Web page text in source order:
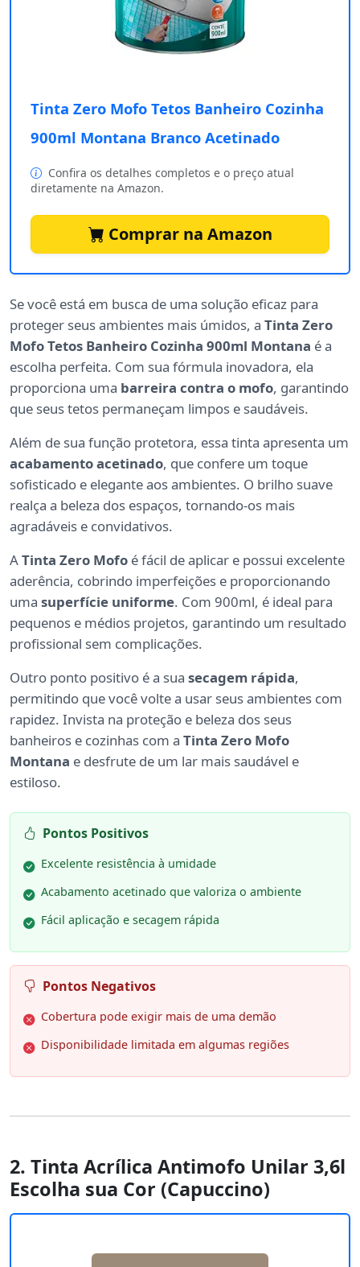
Tinta Zero Mofo Tetos Banheiro Cozinha
900ml Montana Branco Acetinado
Confira os detalhes completos e o preço atual
diretamente na Amazon.
Comprar na Amazon
Se você está em busca de uma solução eficaz para
proteger seus ambientes mais úmidos, a Tinta Zero
Mofo Tetos Banheiro Cozinha 900ml Montana é a
escolha perfeita. Com sua fórmula inovadora, ela
proporciona uma barreira contra o mofo, garantindo
que seus tetos permaneçam limpos e saudáveis.
Além de sua função protetora, essa tinta apresenta um
acabamento acetinado, que confere um toque
sofisticado e elegante aos ambientes. O brilho suave
realça a beleza dos espaços, tornando-os mais
agradáveis e convidativos.
ATinta Zero Mofo é fácil de aplicar e possui excelente
aderência, cobrindo imperfeições e proporcionando
uma superfície uniforme. Com 900ml, é ideal para
pequenos e médios projetos, garantindo um resultado
profissional sem complicações.
Outro ponto positivo é a sua secagem rápida,
permitindo que você volte a usar seus ambientes com
rapidez. Invista na proteção e beleza dos seus
banheiros e cozinhas com a Tinta Zero Mofo
Montana e desfrute de um lar mais saudável e
estiloso.
Pontos Positivos
Excelente resistência à umidade
Acabamento acetinado que valoriza o ambiente
Fácil aplicação e secagem rápida
Pontos Negativos
Cobertura pode exigir mais de uma demão
Disponibilidade limitada em algumas regiões
2. Tinta Acrílica Antimofo Unilar 3,6l
Escolha sua Cor (Capuccino)